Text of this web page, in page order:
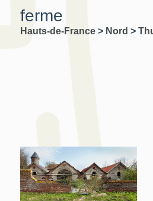
ferme
Hauts-de-France > Nord >